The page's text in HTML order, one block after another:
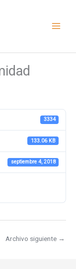
3334
133.06 KB
septiembre 4, 2018
Archivo siguiente →